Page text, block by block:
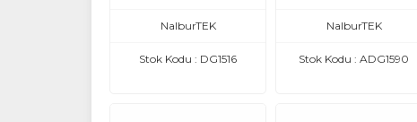
NalburTEK
Stok Kodu : DG1516
NalburTEK
Stok Kodu : ADG1590